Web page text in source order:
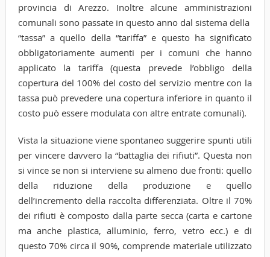
provincia di Arezzo. Inoltre alcune amministrazioni
comunali sono passate in questo anno dal sistema della
“tassa” a quello della “tariffa” e questo ha significato
obbligatoriamente aumenti per i comuni che hanno
applicato la tariffa (questa prevede l’obbligo della
copertura del 100% del costo del servizio mentre con la
tassa può prevedere una copertura inferiore in quanto il
costo può essere modulata con altre entrate comunali).
Vista la situazione viene spontaneo suggerire spunti utili
per vincere davvero la “battaglia dei rifiuti”. Questa non
si vince se non si interviene su almeno due fronti: quello
della riduzione della produzione e quello
dell’incremento della raccolta differenziata. Oltre il 70%
dei rifiuti è composto dalla parte secca (carta e cartone
ma anche plastica, alluminio, ferro, vetro ecc.) e di
questo 70% circa il 90%, comprende materiale utilizzato